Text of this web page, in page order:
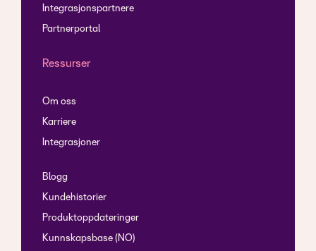
Integrasjonspartnere
Partnerportal
Ressurser
Om oss
Karriere
Integrasjoner
Blogg
Kundehistorier
Produktoppdateringer
Kunnskapsbase (NO)